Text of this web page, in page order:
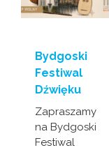
Bydgoski
Festiwal
Dźwięku
Zapraszamy
na Bydgoski
Festiwal